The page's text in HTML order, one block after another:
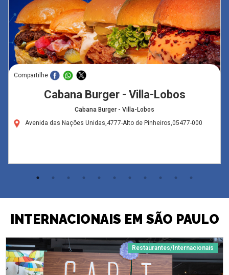
Compartilhe
Cabana Burger - Villa-Lobos
Cabana Burger - Villa-Lobos
Avenida das Nações Unidas,4777-Alto de Pinheiros,05477-000
INTERNACIONAIS EM SÃO PAULO
Restaurantes/Internacionais